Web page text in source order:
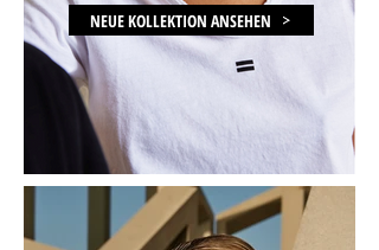
NEUE KOLLEKTION ANSEHEN